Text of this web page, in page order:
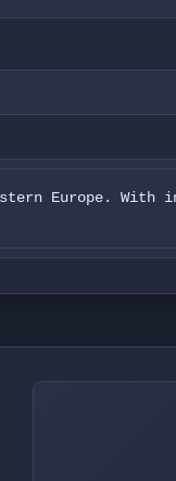
Europe. With